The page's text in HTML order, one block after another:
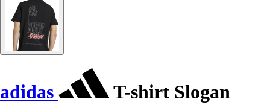
adidas T-shirt Slogan